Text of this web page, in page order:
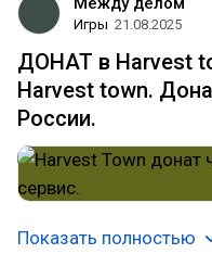
Игры 21.08.2025
ДОНАТ в Harvest
Harvest town.
России.
Показать полностью